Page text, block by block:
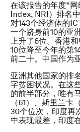
在该报告的年度“
Index, NRI）排名
对143个经济体的
一个跻身前10的亚
上升了6位。香港
10位降至今年的第
前二十。中国作为
亚洲其他国家的排
字贫困状况。在这
的前半部分，唯有
（61）、斯里兰
30个位次，印度再
中表现最差，印度